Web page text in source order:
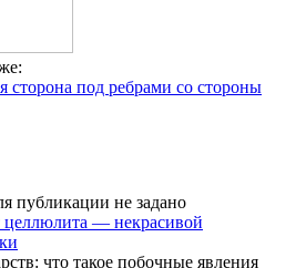
сторона под ребрами со стороны
целлюлита — некрасивой